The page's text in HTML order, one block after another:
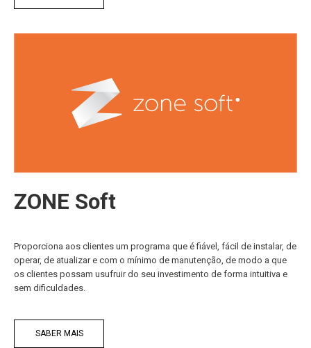
ZONE Soft
Proporciona aos clientes um programa que é fiável, fácil de instalar, de
operar, de atualizar e com o mínimo de manutenção, de modo a que
os clientes possam usufruir do seu investimento de forma intuitiva e
sem dificuldades.
SABER MAIS